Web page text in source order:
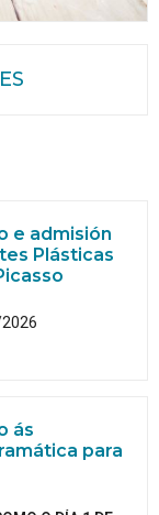
e admisión
Plásticas
ás
para